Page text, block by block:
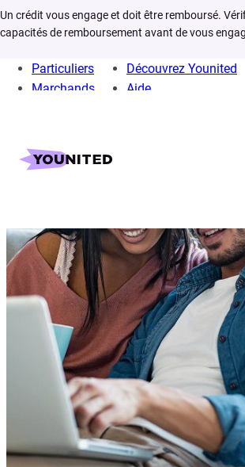
Un crédit vous engage et doit être remboursé.
capacités de remboursement avant de vous
Particuliers
Marchands
Découvrez Younited
Aide